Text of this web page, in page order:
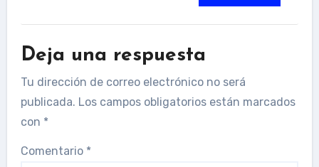
Deja una respuesta
Tu dirección de correo electrónico no será
publicada. Los campos obligatorios están marcados
con *
Comentario *